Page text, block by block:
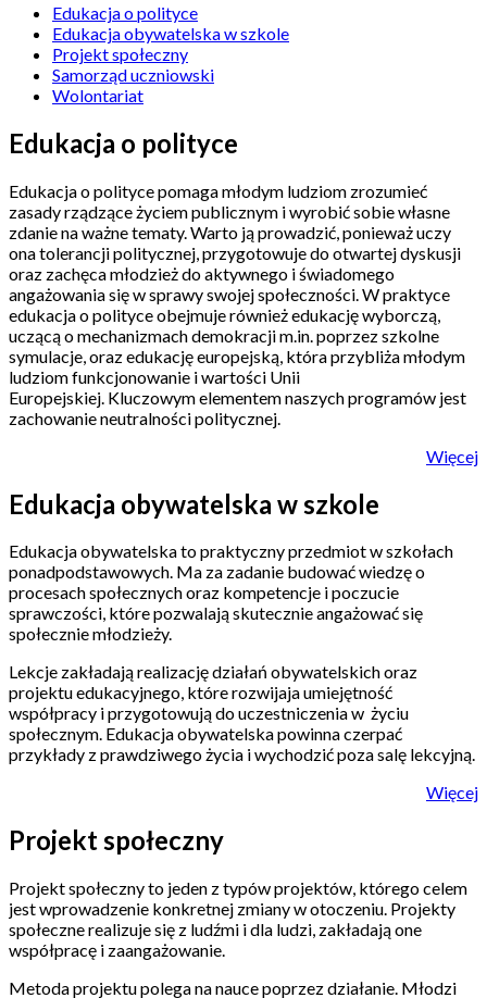
Edukacja o polityce
Edukacja obywatelska w szkole
Projekt społeczny
Samorząd uczniowski
Wolontariat
Edukacja o polityce
Edukacja o polityce pomaga młodym ludziom zrozumieć
zasady rządzące życiem publicznym i wyrobić sobie własne
zdanie na ważne tematy. Warto ją prowadzić, ponieważ uczy
ona tolerancji politycznej, przygotowuje do otwartej dyskusji
oraz zachęca młodzież do aktywnego i świadomego
angażowania się w sprawy swojej społeczności. W praktyce
edukacja o polityce obejmuje również edukację wyborczą,
uczącą o mechanizmach demokracji m.in. poprzez szkolne
symulacje, oraz edukację europejską, która przybliża młodym
ludziom funkcjonowanie i wartości Unii
Europejskiej. Kluczowym elementem naszych programów jest
zachowanie neutralności politycznej.
Więcej
Edukacja obywatelska w szkole
Edukacja obywatelska to praktyczny przedmiot w szkołach
ponadpodstawowych. Ma za zadanie budować wiedzę o
procesach społecznych oraz kompetencje i poczucie
sprawczości, które pozwalają skutecznie angażować się
społecznie młodzieży.
Lekcje zakładają realizację działań obywatelskich oraz
projektu edukacyjnego, które rozwijaja umiejętność
współpracy i przygotowują do uczestniczenia w życiu
społecznym. Edukacja obywatelska powinna czerpać
przykłady z prawdziwego życia i wychodzić poza salę lekcyjną.
Więcej
Projekt społeczny
Projekt społeczny to jeden z typów projektów, którego celem
jest wprowadzenie konkretnej zmiany w otoczeniu. Projekty
społeczne realizuje się z ludźmi i dla ludzi, zakładają one
współpracę i zaangażowanie.
Metoda projektu polega na nauce poprzez działanie. Młodzi